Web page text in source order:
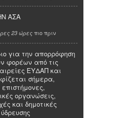
ΑΣΑ
23 ώρες πιο πριν
για την απορρόφηση
φορέων από τις
ΕΥΔΑΠ και
σήμερα,
επιστήμονες,
οργανώσεις,
και δημοτικές